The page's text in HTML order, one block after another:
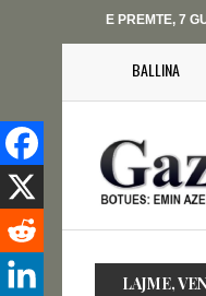
E PREMTE, 7
BALLINA
LAJME,